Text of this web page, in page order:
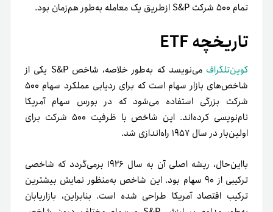
تمام ۵۰۰ شرکت S&P ازطریق یک معامله به‌طور هم‌زمان بود.
تاریخچه ETF
کوین‌تلگراف
می‌نویسد که به‌طور خلاصه، شاخص S&P یکی از
شاخص‌های بازار سهام است که برای ردیابی عملکرد سهام ۵۰۰
شرکت بزرگی استفاده می‌شود که در بورس سهام آمریکا
نام‌نویسی کرده‌اند. این شاخص با ظرفیت ۵۰۰ شرکت برای
اولین‌بار در سال ۱۹۵۷ راه‌اندازی شد.
بااین‌حال، ریشه اصلی آن به سال ۱۹۲۶ برمی‌گردد که شاخصی
ترکیبی از ۹۰ سهام بود. این شاخص به‌منظور نمایش بیشترین
ترکیب اقتصاد آمریکا طراحی شده است. بنابراین، بازاریابان